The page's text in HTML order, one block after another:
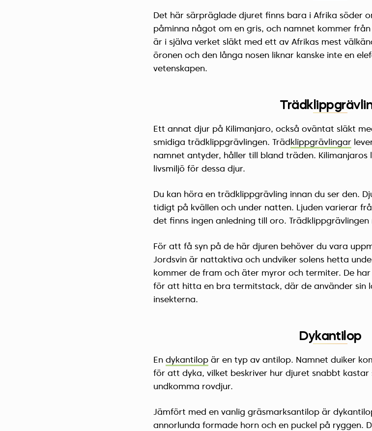
Det här särpräglade djuret finns bara i Afrika söder
påminna något om en gris, och namnet kommer
är i själva verket släkt med ett av Afrikas mest
öronen och den långa nosen liknar kanske inte en
vetenskapen.
Ett annat djur på Kilimanjaro, också oväntat släkt
smidiga trädklippgrävlingen. Trädklippgrävlingar
namnet antyder, håller till bland träden. Kilimanjaros
livsmiljö för dessa djur.
Du kan höra en trädklippgrävling innan du ser den.
tidigt på kvällen och under natten. Ljuden varierar
det finns ingen anledning till oro.
För att få syn på de här djuren behöver du vara
Jordsvin är nattaktiva och undviker solens hetta
kommer de fram och äter myror och termiter. De
för att hitta en bra termitstack, där de använder sin
insekterna.
Dykantilop
En dykantilop är en typ av antilop. Namnet duiker
för att dyka, vilket beskriver hur djuret snabbt kastar
undkomma rovdjur.
Jämfört med en vanlig gräsmarksantilop är
annorlunda formade horn och en puckel på ryggen.